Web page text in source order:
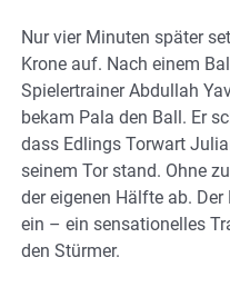
Nur vier Minuten später
Krone auf. Nach einem
Spielertrainer Abdullah
bekam Pala den Ball. Er
dass Edlings Torwart
seinem Tor stand. Ohne
der eigenen Hälfte ab.
ein – ein sensationelles
den Stürmer.